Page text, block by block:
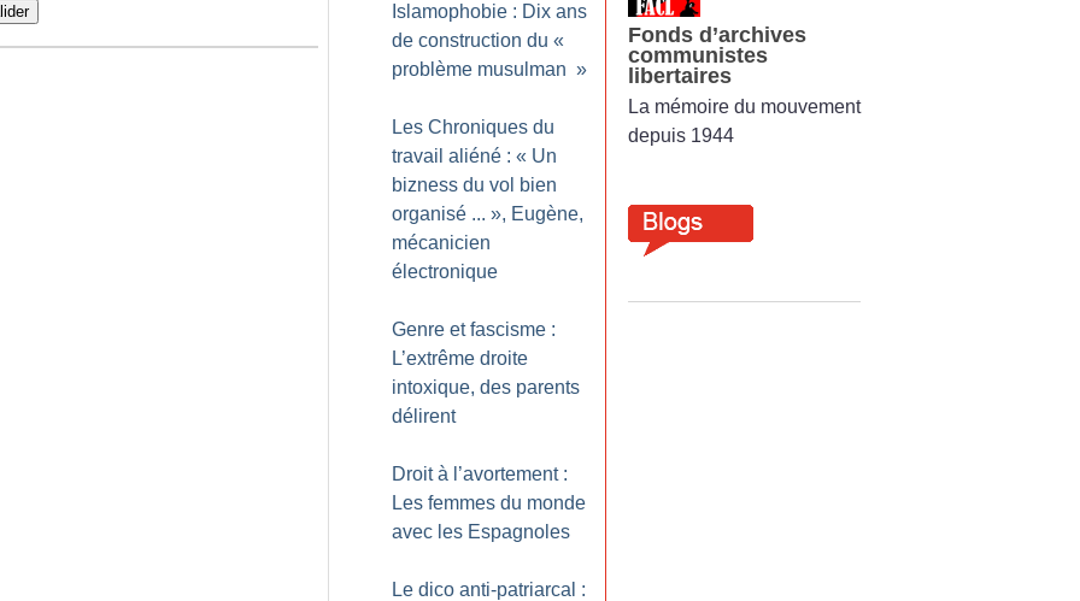
Islamophobie : Dix ans
de construction du «
problème musulman »
Les Chroniques du
travail aliéné : « Un
bizness du vol bien
organisé ... », Eugène,
mécanicien
électronique
Genre et fascisme :
L’extrême droite
intoxique, des parents
délirent
Droit à l’avortement :
Les femmes du monde
avec les Espagnoles
Le dico anti-patriarcal :
Fonds d’archives
communistes
libertaires
La mémoire du mouvement
depuis 1944